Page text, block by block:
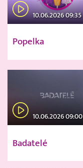
10.06.2026 09:35
Popelka
10.06.2026 09:00
Badatelé